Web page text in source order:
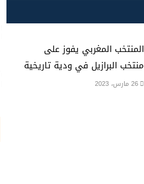
المنتخب المغربي يفوز على
منتخب البرازيل في ودية تاريخية
26 مارس، 2023